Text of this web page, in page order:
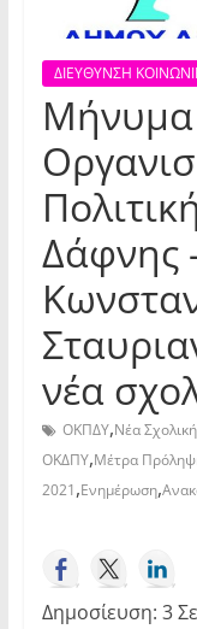
ΔΙΕΥΘΥΝΣΗ
Μήνυμα
Δάφνης
νέα
ΟΚΠΔΥ,Νέα
ΟΚΔΠΥ,Μέτρα
2021,Ενημέρωση,
Δημοσίευση: 3